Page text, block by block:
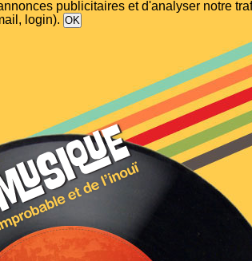
publicitaires et d'analyser notre
login).